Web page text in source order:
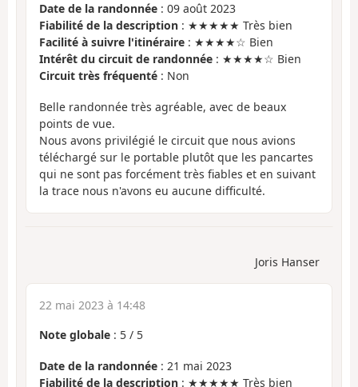
Date de la randonnée : 09 août 2023
Fiabilité de la description : ★★★★★ Très bien
Facilité à suivre l'itinéraire : ★★★★☆ Bien
Intérêt du circuit de randonnée : ★★★★☆ Bien
Circuit très fréquenté : Non
Belle randonnée très agréable, avec de beaux
points de vue.
Nous avons privilégié le circuit que nous avions
téléchargé sur le portable plutôt que les pancartes
qui ne sont pas forcément très fiables et en suivant
la trace nous n'avons eu aucune difficulté.
Joris Hanser
22 mai 2023 à 14:48
Note globale : 5 / 5
Date de la randonnée : 21 mai 2023
Fiabilité de la description : ★★★★★ Très bien